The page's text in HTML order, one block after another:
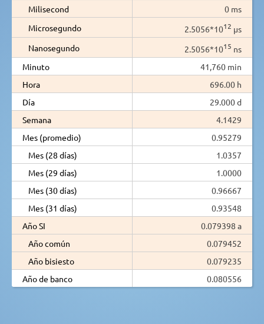
Milisecond
0 ms
Microsegundo
2.5056*1012 µs
Nanosegundo
2.5056*1015 ns
Minuto
41,760 min
Hora
696.00 h
Día
29.000 d
Semana
4.1429
Mes (promedio)
0.95279
Mes (28 días)
1.0357
Mes (29 días)
1.0000
Mes (30 días)
0.96667
Mes (31 días)
0.93548
Año SI
0.079398 a
Año común
0.079452
Año bisiesto
0.079235
Año de banco
0.080556